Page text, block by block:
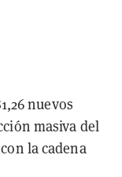
nuevos
masiva del
la cadena